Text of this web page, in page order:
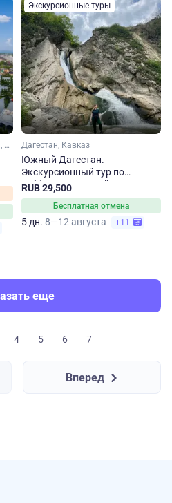
Кавказ, Чечня, Северная Осетия, Кабардино-Балкария, Ингушетия, Дагестан
Экскурсионные туры
Дагестан, Кавказ
Южный Дагестан.
Экскурсионный тур по
субботам на 5 дней
RUB 29,500
Бесплатная отмена
5 дн. 8—12 августа +11
еще
4 5 6 7
Вперед